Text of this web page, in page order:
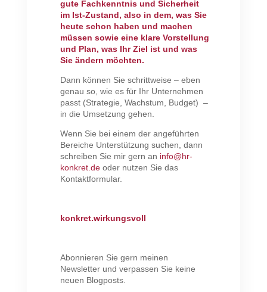
gute Fachkenntnis und Sicherheit
im Ist-Zustand, also in dem, was Sie
heute schon haben und machen
müssen sowie eine klare Vorstellung
und Plan, was Ihr Ziel ist und was
Sie ändern möchten.
Dann können Sie schrittweise – eben
genau so, wie es für Ihr Unternehmen
passt (Strategie, Wachstum, Budget) –
in die Umsetzung gehen.
Wenn Sie bei einem der angeführten
Bereiche Unterstützung suchen, dann
schreiben Sie mir gern an info@hr-
konkret.de oder nutzen Sie das
Kontaktformular.
konkret.wirkungsvoll
Abonnieren Sie gern meinen
Newsletter und verpassen Sie keine
neuen Blogposts.